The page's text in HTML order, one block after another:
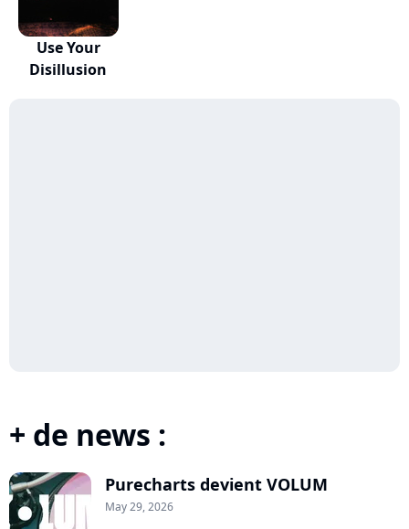
Use Your
Disillusion
+ de news :
Purecharts devient VOLUM
May 29, 2026